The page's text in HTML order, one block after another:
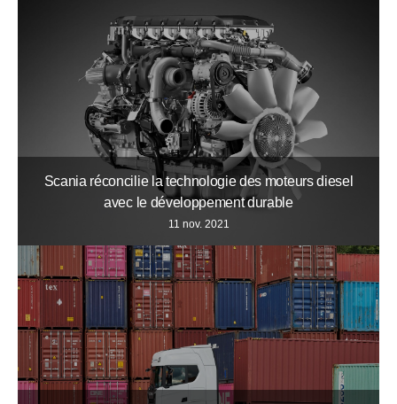
Scania réconcilie la technologie des moteurs diesel
avec le développement durable
11 nov. 2021